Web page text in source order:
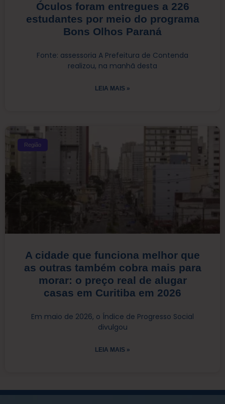
Óculos foram entregues a 226
estudantes por meio do programa
Bons Olhos Paraná
Fonte: assessoria A Prefeitura de Contenda
realizou, na manhã desta
LEIA MAIS »
Região
A cidade que funciona melhor que
as outras também cobra mais para
morar: o preço real de alugar
casas em Curitiba em 2026
Em maio de 2026, o Índice de Progresso Social
divulgou
LEIA MAIS »